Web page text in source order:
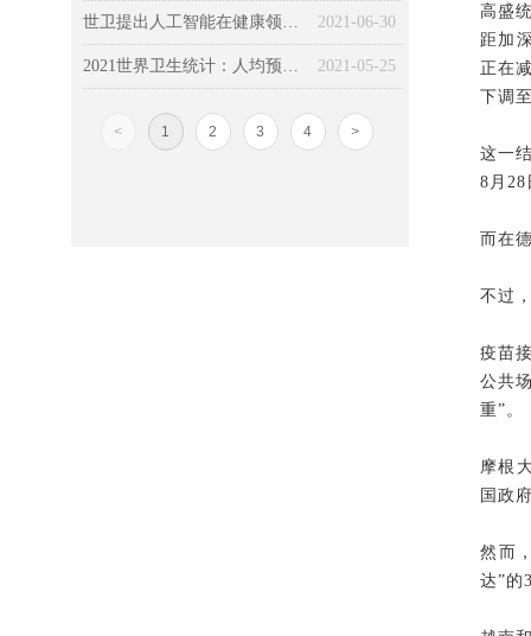
高盛
距加
正在
下调
这一
8月28
而在
不过
疫苗
公共
重”。
摩根
国政
然而
达”的
2021-06-30
世卫提出人工智能在健康领域的道德使用的六个关键原则
2021-05-25
2021世界卫生统计：人均预期寿命超77岁，16％因慢病过早死亡
< 1 2 3 4 >